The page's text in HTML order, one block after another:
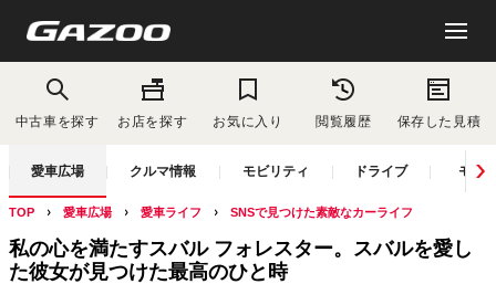
中古車を探す お店を探す お気に入り 閲覧履歴 保存した見積
愛車広場 クルマ情報 モビリティ ドライブ モー
TOP 愛車広場 愛車ライフ SNSで見つけた素敵なカーライフ
私の心を満たすスバル フォレスター。スバルを愛し
た彼女が見つけた最高のひと時